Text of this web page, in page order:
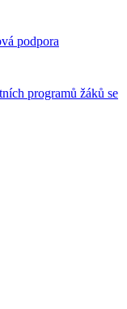
podpora
programů žáků se